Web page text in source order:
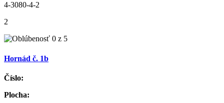
4-3080-4-2
2
Hornád č. 1b
Číslo:
Plocha: